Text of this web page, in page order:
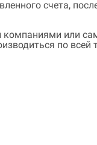
счета,
компаниями или
по всей